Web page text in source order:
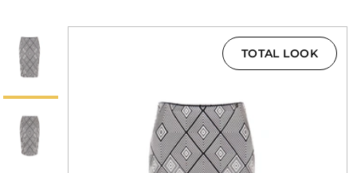
TOTAL LOOK